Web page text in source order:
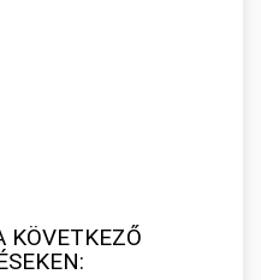
KÖVETKEZŐ